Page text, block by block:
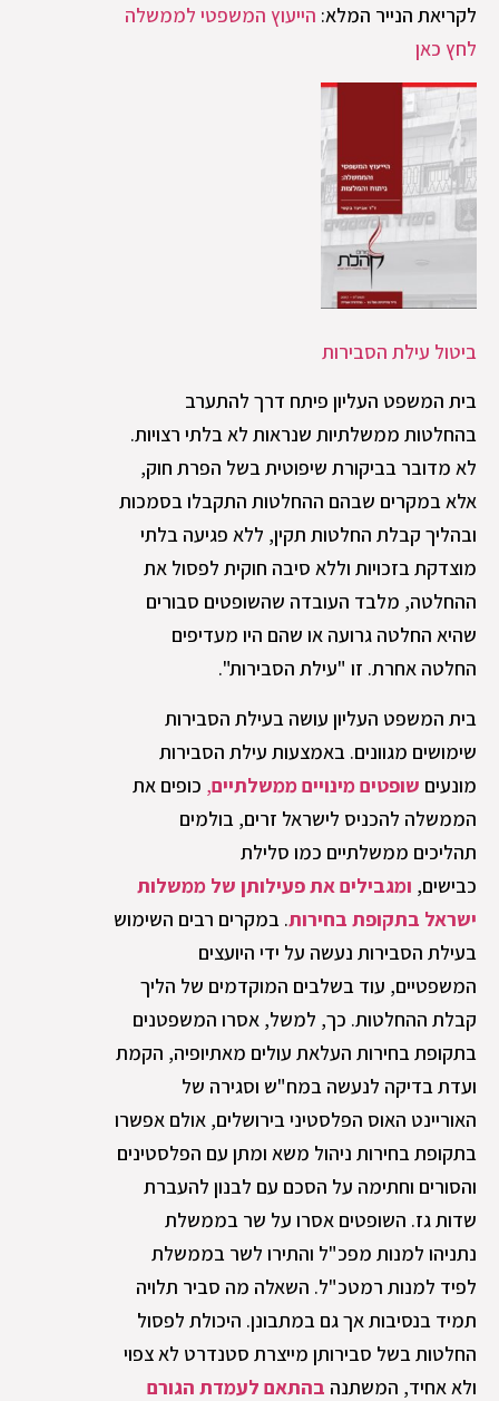
לקריאת הנייר המלא: הייעוץ המשפטי לממשלה
לחץ כאן
ביטול עילת הסבירות
בית המשפט העליון פיתח דרך להתערב
בהחלטות ממשלתיות שנראות לא בלתי רצויות.
לא מדובר בביקורת שיפוטית בשל הפרת חוק,
אלא במקרים שבהם ההחלטות התקבלו בסמכות
ובהליך קבלת החלטות תקין, ללא פגיעה בלתי
מוצדקת בזכויות וללא סיבה חוקית לפסול את
ההחלטה, מלבד העובדה שהשופטים סבורים
שהיא החלטה גרועה או שהם היו מעדיפים
החלטה אחרת. זו "עילת הסבירות".
בית המשפט העליון עושה בעילת הסבירות
שימושים מגוונים. באמצעות עילת הסבירות
מונעים שופטים מינויים ממשלתיים, כופים את
הממשלה להכניס לישראל זרים, בולמים
תהליכים ממשלתיים כמו סלילת
כבישים, ומגבילים את פעילותן של ממשלות
ישראל בתקופת בחירות. במקרים רבים השימוש
בעילת הסבירות נעשה על ידי היועצים
המשפטיים, עוד בשלבים המוקדמים של הליך
קבלת ההחלטות. כך, למשל, אסרו המשפטנים
בתקופת בחירות העלאת עולים מאתיופיה, הקמת
ועדת בדיקה לנעשה במח"ש וסגירה של
האוריינט האוס הפלסטיני בירושלים, אולם אפשרו
בתקופת בחירות ניהול משא ומתן עם הפלסטינים
והסורים וחתימה על הסכם עם לבנון להעברת
שדות גז. השופטים אסרו על שר בממשלת
נתניהו למנות מפכ"ל והתירו לשר בממשלת
לפיד למנות רמטכ"ל. השאלה מה סביר תלויה
תמיד בנסיבות אך גם במתבונן. היכולת לפסול
החלטות בשל סבירותן מייצרת סטנדרט לא צפוי
ולא אחיד, המשתנה בהתאם לעמדת הגורם